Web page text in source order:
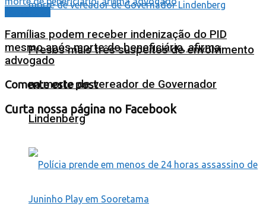
Presos mais três suspeitos de envolvimento
na morte de vereador de Governador
Lindenberg
Famílias podem receber indenização do PID
mesmo após morte de beneficiário, afirma
advogado
Comente este post
Curta nossa página no Facebook